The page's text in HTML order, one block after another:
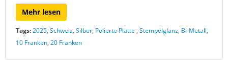
Mehr lesen
Tags:2025, Schweiz, Silber, Polierte Platte , Stempelglanz, Bi-Metall,
10 Franken, 20 Franken